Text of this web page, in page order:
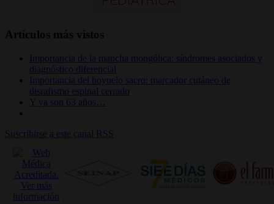
Artículos más vistos
Importancia de la mancha mongólica: síndromes asociados y
diagnóstico diferencial
Importancia del hoyuelo sacro: marcador cutáneo de
disrafismo espinal cerrado
Y ya son 63 años…
Suscribirse a este canal RSS